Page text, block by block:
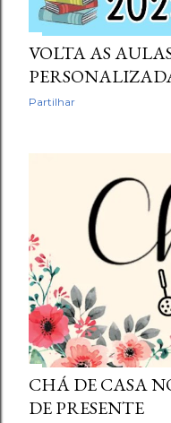
VOLTA AS
Partilhar
CHÁ DE CASA
DE PRESENTE